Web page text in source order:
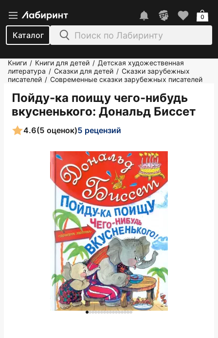
Каталог
0
Книги / Книги для детей / Детская художественная
литература / Сказки для детей / Сказки зарубежных
писателей / Современные сказки зарубежных писателей
Пойду-ка поищу чего-нибудь
вкусненького: Дональд Биссет
4.6(5 оценок)5 рецензий